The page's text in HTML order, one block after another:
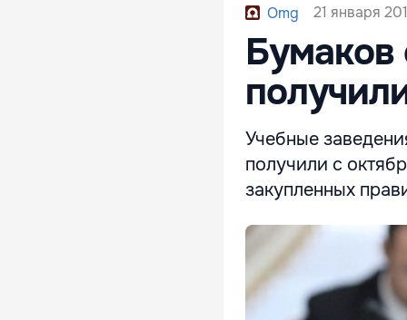
Omg 21 января
Бумаков
Учебные
получили с
закупленных